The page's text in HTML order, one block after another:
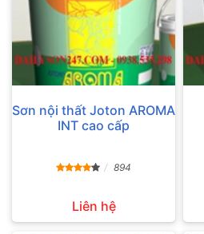
Sơn nội thất Joton AROMA
INT cao cấp
894
Liên hệ